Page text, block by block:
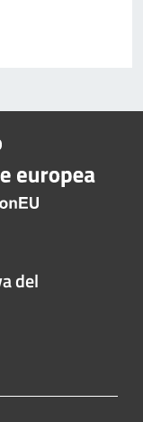
del